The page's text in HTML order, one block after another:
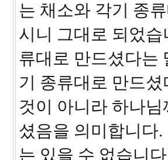
는 채소와 각기 종
시니 그대로 되었
류대로 만드셨다는
기 종류대로 만드
것이 아니라 하나
셨음을 의미합니다
는 있을 수 없습니